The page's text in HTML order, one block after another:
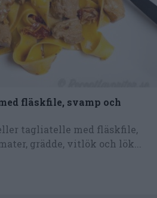
fläskfile, svamp och
tagliatelle med fläskfile,
grädde, vitlök och lök...